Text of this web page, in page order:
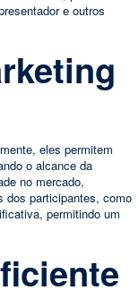
e outros
eles permitem
o alcance da
no mercado,
dos participantes, como
permitindo um